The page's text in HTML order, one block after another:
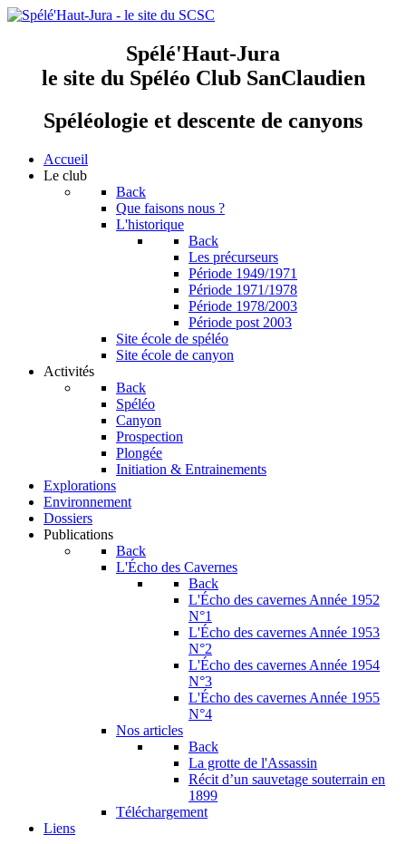
Spélé'Haut-Jura
le site du Spéléo Club SanClaudien
Spéléologie et descente de canyons
Accueil
Le club
Back
Que faisons nous ?
L'historique
Back
Les précurseurs
Période 1949/1971
Période 1971/1978
Période 1978/2003
Période post 2003
Site école de spéléo
Site école de canyon
Activités
Back
Spéléo
Canyon
Prospection
Plongée
Initiation & Entrainements
Explorations
Environnement
Dossiers
Publications
Back
L'Écho des Cavernes
Back
L'Écho des cavernes Année 1952
N°1
L'Écho des cavernes Année 1953
N°2
L'Écho des cavernes Année 1954
N°3
L'Écho des cavernes Année 1955
N°4
Nos articles
Back
La grotte de l'Assassin
Récit d’un sauvetage souterrain en
1899
Téléchargement
Liens